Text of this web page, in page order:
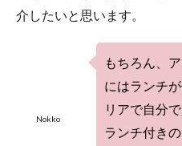
介したいと思います。
Nokko
もちろん、
にはランチ
リアで自分
ランチ付き